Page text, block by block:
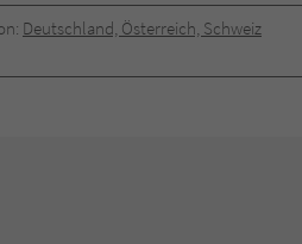
Deutschland, Österreich, Schweiz